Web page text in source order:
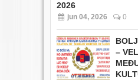
2026
jun 04, 2026 0
–